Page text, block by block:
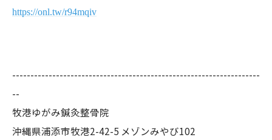
https://onl.tw/r94mqiv
--------------------------------------------------------------------
--
牧港ゆがみ鍼灸整骨院
沖縄県浦添市牧港2-42-5 メゾンみやび102